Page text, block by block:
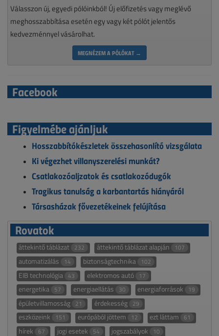
Válasszon új, egyedi pólóinkból! Új előfizetés vagy meglévő
meghosszabbítása esetén egy vagy két pólót jelentős
kedvezménnyel vásárolhat.
MEGNÉZEM A PÓLÓKAT →
Facebook
Figyelmébe ajánljuk
Hosszabbítókészletek összehasonlító vizsgálata
Ki végezhet villanyszerelési munkát?
Csatlakozóaljzatok és csatlakozódugók
Tragikus tanulság a karbantartás hiányáról
Társasházak fővezetékeinek felújítása
Rovatok
áttekintő táblázat 232 áttekintő táblázat alapján 107
automatizálás 14 biztonságtechnika 102
EIB technológia 43 elektromos autó 17
energetika 57 energiaellátás 30 energiaforrások 19
épületvillamosság 21 érdekesség 29
eszközeink 151 európából jöttem 12 ezt láttam 61
hírek 67 jogi esetek 54 jogszabályok 10